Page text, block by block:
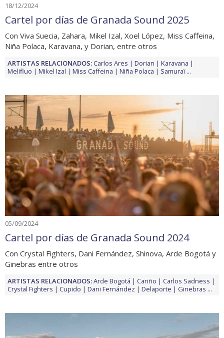
18/12/2024
Cartel por días de Granada Sound 2025
Con Viva Suecia, Zahara, Mikel Izal, Xoel López, Miss Caffeina,
Niña Polaca, Karavana, y Dorian, entre otros
ARTISTAS RELACIONADOS:Carlos Ares Dorian
Karavana
Melifluo
Mikel Izal Miss Caffeina Niña Polaca Samuraï...
05/09/2024
Cartel por días de Granada Sound 2024
Con Crystal Fighters, Dani Fernández, Shinova, Arde Bogotá y
Ginebras entre otros
ARTISTAS RELACIONADOS:Arde Bogotá Cariño
Carlos Sadness
Crystal Fighters
Cupido Dani Fernández Delaporte Ginebras ...